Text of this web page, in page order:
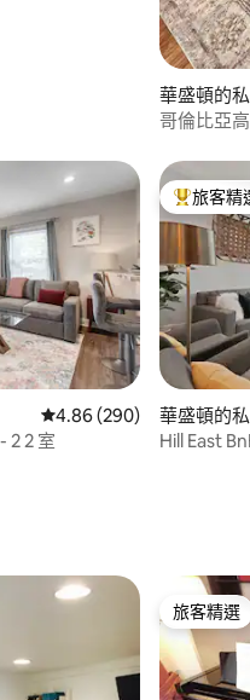
華盛頓的
哥倫比亞
從 290 則評價中獲得
4.86 (290)
2 2 室
旅客精選
旅客精
華盛頓的
Hill East
旅客精選
旅客精選